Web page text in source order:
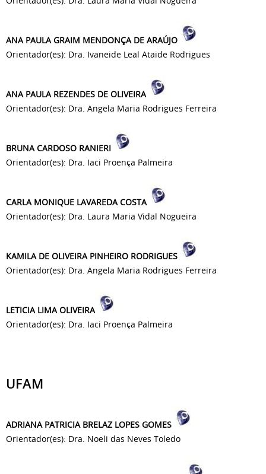
ANA PAULA GRAIM MENDONÇA DE ARAÚJO
Orientador(es): Dra. Ivaneide Leal Ataide Rodrigues
ANA PAULA REZENDES DE OLIVEIRA
Orientador(es): Dra. Angela Maria Rodrigues Ferreira
BRUNA CARDOSO RANIERI
Orientador(es): Dra. Iaci Proença Palmeira
CARLA MONIQUE LAVAREDA COSTA
Orientador(es): Dra. Laura Maria Vidal Nogueira
KAMILA DE OLIVEIRA PINHEIRO RODRIGUES
Orientador(es): Dra. Angela Maria Rodrigues Ferreira
LETICIA LIMA OLIVEIRA
Orientador(es): Dra. Iaci Proença Palmeira
UFAM
ADRIANA PATRICIA BRELAZ LOPES GOMES
Orientador(es): Dra. Noeli das Neves Toledo